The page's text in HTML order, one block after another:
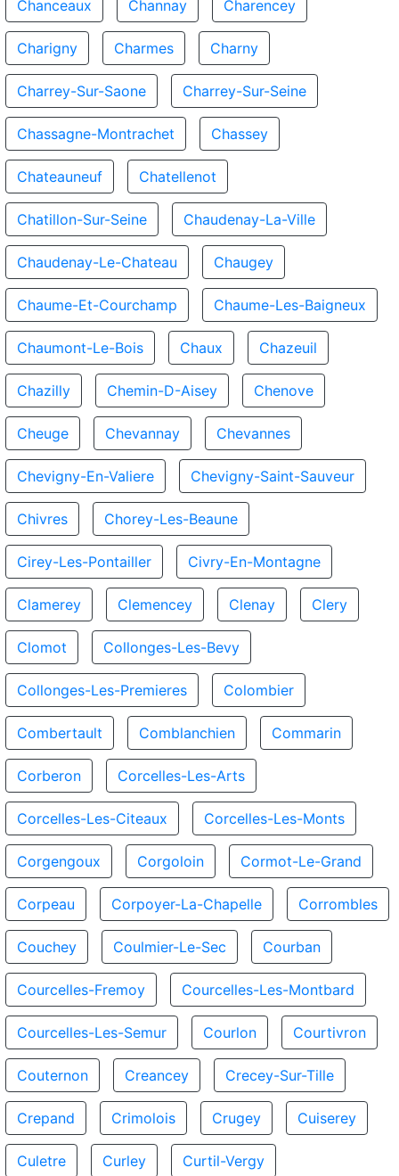
Chanceaux Channay Charencey
Charigny Charmes Charny
Charrey-Sur-Saone Charrey-Sur-Seine
Chassagne-Montrachet Chassey
Chateauneuf Chatellenot
Chatillon-Sur-Seine Chaudenay-La-Ville
Chaudenay-Le-Chateau Chaugey
Chaume-Et-Courchamp Chaume-Les-Baigneux
Chaumont-Le-Bois Chaux Chazeuil
Chazilly Chemin-D-Aisey Chenove
Cheuge Chevannay Chevannes
Chevigny-En-Valiere Chevigny-Saint-Sauveur
Chivres Chorey-Les-Beaune
Cirey-Les-Pontailler Civry-En-Montagne
Clamerey Clemencey Clenay Clery
Clomot Collonges-Les-Bevy
Collonges-Les-Premieres Colombier
Combertault Comblanchien Commarin
Corberon Corcelles-Les-Arts
Corcelles-Les-Citeaux Corcelles-Les-Monts
Corgengoux Corgoloin Cormot-Le-Grand
Corpeau Corpoyer-La-Chapelle Corrombles
Couchey Coulmier-Le-Sec Courban
Courcelles-Fremoy Courcelles-Les-Montbard
Courcelles-Les-Semur Courlon Courtivron
Couternon Creancey Crecey-Sur-Tille
Crepand Crimolois Crugey Cuiserey
Culetre Curley Curtil-Vergy